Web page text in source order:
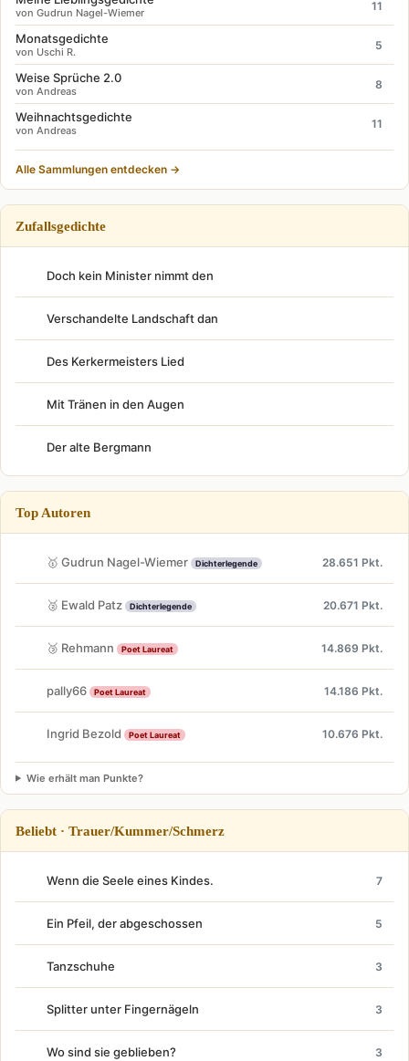
von Gudrun Nagel-Wiemer
11
Monatsgedichte
von Uschi R.
5
Weise Sprüche 2.0
von Andreas
8
Weihnachtsgedichte
von Andreas
11
Alle Sammlungen entdecken →
Zufallsgedichte
Doch kein Minister nimmt den
Verschandelte Landschaft dan
Des Kerkermeisters Lied
Mit Tränen in den Augen
Der alte Bergmann
Top Autoren
🥇 Gudrun Nagel-Wiemer Dichterlegende 28.651 Pkt.
🥈 Ewald Patz Dichterlegende 20.671 Pkt.
🥉 Rehmann Poet Laureat 14.869 Pkt.
pally66 Poet Laureat 14.186 Pkt.
Ingrid Bezold Poet Laureat 10.676 Pkt.
Wie erhält man Punkte?
Beliebt · Trauer/Kummer/Schmerz
Wenn die Seele eines Kindes. 7
Ein Pfeil, der abgeschossen 5
Tanzschuhe 3
Splitter unter Fingernägeln 3
Wo sind sie geblieben? 3